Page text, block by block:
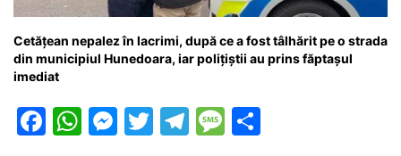
Cetățean nepalez în lacrimi, după ce a fost tâlhărit pe o strada
din municipiul Hunedoara, iar polițiștii au prins făptașul
imediat
F
W M T
T
M